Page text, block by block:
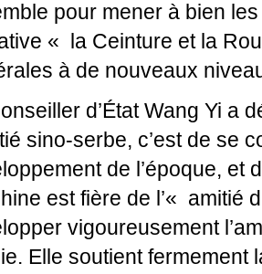
pour mener à bien
« la Ceinture et la
à de nouveaux
d’État Wang Yi a
sino-serbe, c’est de se
de l’époque, et
est fière de l’« amitié
vigoureusement
Elle soutient fermement